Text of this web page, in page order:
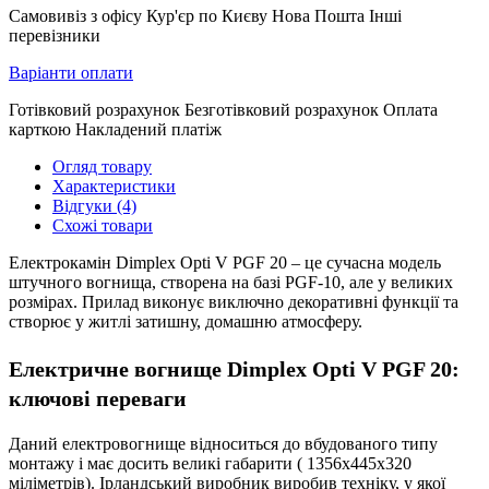
Самовивіз з офісу Кур'єр по Києву Нова Пошта Інші
перевізники
Варіанти оплати
Готівковий розрахунок Безготівковий розрахунок Оплата
карткою Накладений платіж
Огляд товару
Характеристики
Відгуки (4)
Схожі товари
Електрокамін Dimplex Opti V PGF 20 – це сучасна модель
штучного вогнища, створена на базі PGF-10, але у великих
розмірах. Прилад виконує виключно декоративні функції та
створює у житлі затишну, домашню атмосферу.
Електричне вогнище Dimplex Opti V PGF 20:
ключові переваги
Даний електровогнище відноситься до вбудованого типу
монтажу і має досить великі габарити ( 1356x445x320
міліметрів). Ірландський виробник виробив техніку, у якої